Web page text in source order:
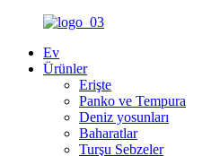
Ev
Ürünler
Erişte
Panko ve Tempura
Deniz yosunları
Baharatlar
Turşu Sebzeler